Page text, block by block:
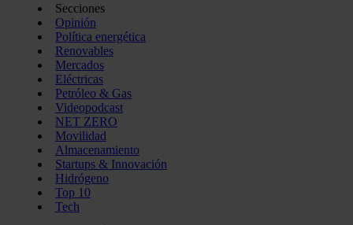
Secciones
Opinión
Política energética
Renovables
Mercados
Eléctricas
Petróleo & Gas
Videopodcast
NET ZERO
Movilidad
Almacenamiento
Startups & Innovación
Hidrógeno
Top 10
Tech